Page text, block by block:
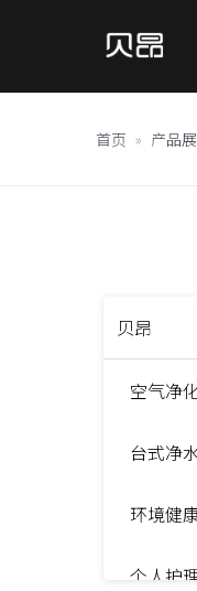
首页 » 产品
贝昂
空气净
台式净
环境健
个人护